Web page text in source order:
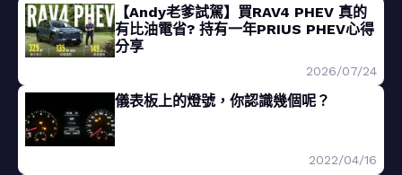
【Andy老爹試駕】買RAV4 PHEV 真的
有比油電省? 持有一年PRIUS PHEV心得
分享
2026/07/24
儀表板上的燈號，你認識幾個呢？
2022/04/16